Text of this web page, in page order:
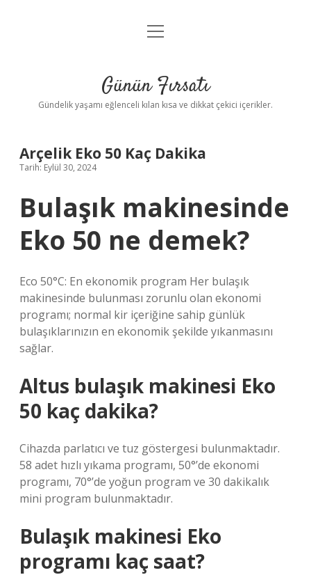
Anasayfa
Yasal Uyarı
menüyü
Günün Fırsatı
Gündelik yaşamı eğlenceli kılan kısa ve dikkat çekici içerikler.
Arçelik Eko 50 Kaç Dakika
Tarih: Eylül 30, 2024
Bulaşık makinesinde
Eko 50 ne demek?
Eco 50°C: En ekonomik program Her bulaşık
makinesinde bulunması zorunlu olan ekonomi
programı; normal kir içeriğine sahip günlük
bulaşıklarınızın en ekonomik şekilde yıkanmasını
sağlar.
Altus bulaşık makinesi Eko
50 kaç dakika?
Cihazda parlatıcı ve tuz göstergesi bulunmaktadır.
58 adet hızlı yıkama programı, 50°’de ekonomi
programı, 70°’de yoğun program ve 30 dakikalık
mini program bulunmaktadır.
Bulaşık makinesi Eko
programı kaç saat?